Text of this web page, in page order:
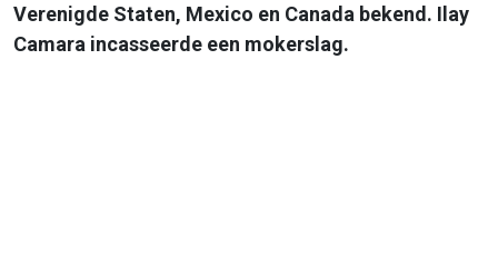
Verenigde Staten, Mexico en Canada bekend. Ilay
Camara incasseerde een mokerslag.